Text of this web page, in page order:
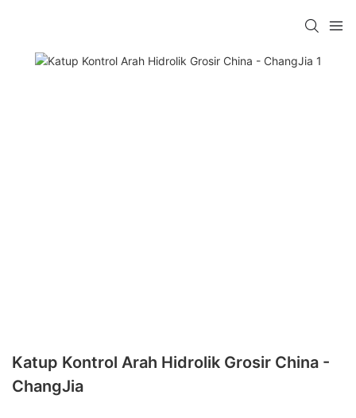
Katup Kontrol Arah Hidrolik Grosir China -
ChangJia